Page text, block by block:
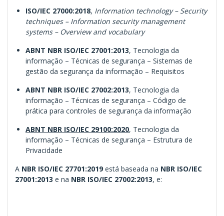
ISO/IEC 27000:2018, Information technology – Security
techniques – Information security management
systems – Overview and vocabulary
ABNT NBR ISO/IEC 27001:2013, Tecnologia da
informação – Técnicas de segurança – Sistemas de
gestão da segurança da informação – Requisitos
ABNT NBR ISO/IEC 27002:2013, Tecnologia da
informação – Técnicas de segurança – Código de
prática para controles de segurança da informação
ABNT NBR ISO/IEC 29100:2020, Tecnologia da
informação – Técnicas de segurança – Estrutura de
Privacidade
A NBR ISO/IEC 27701:2019 está baseada na NBR ISO/IEC
27001:2013 e na NBR ISO/IEC 27002:2013, e: